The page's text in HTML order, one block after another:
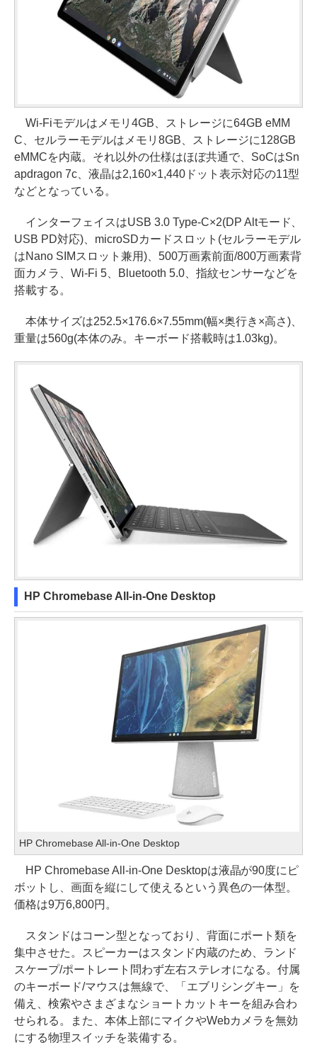
Wi-Fiモデルはメモリ4GB、ストレージに64GB eMM
C、セルラーモデルはメモリ8GB、ストレージに128GB
eMMCを内蔵。それ以外の仕様はほぼ共通で、SoCはSn
apdragon 7c、液晶は2,160×1,440ドット表示対応の11型
などとなっている。
インターフェイスはUSB 3.0 Type-C×2(DP Altモード、
USB PD対応)、microSDカードスロット(セルラーモデル
はNano SIMスロット兼用)、500万画素前面/800万画素背
面カメラ、Wi-Fi 5、Bluetooth 5.0、指紋センサーなどを
搭載する。
本体サイズは252.5×176.6×7.55mm(幅×奥行き×高さ)、
重量は560g(本体のみ。キーボード搭載時は1.03kg)。
HP Chromebase All-in-One Desktop
HP Chromebase All-in-One Desktop
HP Chromebase All-in-One Desktopは液晶が90度にピ
ボットし、画面を縦にして使えるという異色の一体型。
価格は9万6,800円。
スタンドはコーン型となっており、背面にポート類を
集中させた。スピーカーはスタンド内蔵のため、ランド
スケープ/ポートレート問わず左右ステレオになる。付属
のキーボード/マウスは無線で、「エブリシングキー」を
備え、検索やさまざまなショートカットキーを組み合わ
せられる。また、本体上部にマイクやWebカメラを無効
にする物理スイッチを装備する。